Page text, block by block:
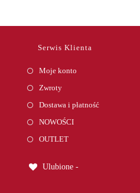
Serwis Klienta
Moje konto
Zwroty
Dostawa i płatność
NOWOŚCI
OUTLET
Ulubione -